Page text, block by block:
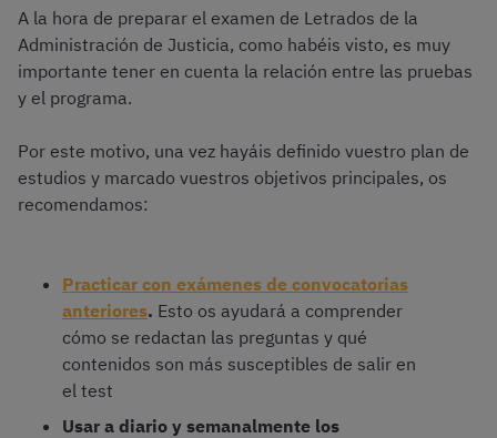
A la hora de preparar el examen de Letrados de la
Administración de Justicia, como habéis visto, es muy
importante tener en cuenta la relación entre las pruebas
y el programa.
Por este motivo, una vez hayáis definido vuestro plan de
estudios y marcado vuestros objetivos principales, os
recomendamos:
Practicar con exámenes de convocatorias
anteriores. Esto os ayudará a comprender
cómo se redactan las preguntas y qué
contenidos son más susceptibles de salir en
el test
Usar a diario y semanalmente los